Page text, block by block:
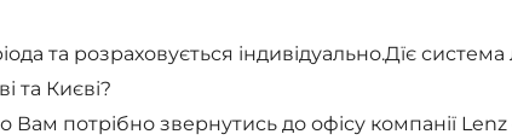
та розраховується індивідуально.Дїє система
та Києві?
Вам потрібно звернутись до офісу компанії